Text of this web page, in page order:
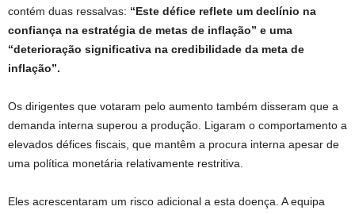
contém duas ressalvas: “Este défice reflete um declínio na
confiança na estratégia de metas de inflação” e uma
“deterioração significativa na credibilidade da meta de
inflação”.
Os dirigentes que votaram pelo aumento também disseram que a
demanda interna superou a produção. Ligaram o comportamento a
elevados défices fiscais, que mantêm a procura interna apesar de
uma política monetária relativamente restritiva.
Eles acrescentaram um risco adicional a esta doença. A equipa